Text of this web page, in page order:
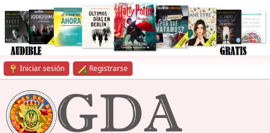
Iniciar sesión Registrarse